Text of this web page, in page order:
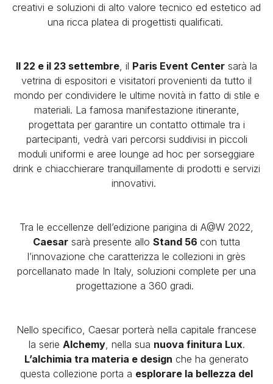
creativi e soluzioni di alto valore tecnico ed estetico ad
una ricca platea di progettisti qualificati.
Il 22 e il 23 settembre il Paris Event Center sarà la
vetrina di espositori e visitatori provenienti da tutto il
mondo per condividere le ultime novità in fatto di stile e
materiali. La famosa manifestazione itinerante,
progettata per garantire un contatto ottimale tra i
partecipanti, vedrà vari percorsi suddivisi in piccoli
moduli uniformi e aree lounge ad hoc per sorseggiare
drink e chiacchierare tranquillamente di prodotti e servizi
innovativi.
Tra le eccellenze dell’edizione parigina di A@W 2022,
Caesar sarà presente allo Stand 56 con tutta
l’innovazione che caratterizza le collezioni in grès
porcellanato made In Italy, soluzioni complete per una
progettazione a 360 gradi.
Nello specifico, Caesar porterà nella capitale francese
la serie Alchemy, nella sua nuova finitura Lux.
L’alchimia tra materia e design che ha generato
questa collezione porta a esplorare la bellezza del